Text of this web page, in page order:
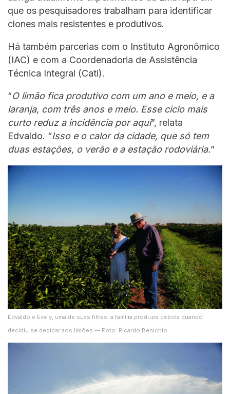
que os pesquisadores trabalham para identificar
clones mais resistentes e produtivos.
Há também parcerias com o Instituto Agronômico
(IAC) e com a Coordenadoria de Assistência
Técnica Integral (Cati).
“O limão fica produtivo com um ano e meio, e a
laranja, com três anos e meio. Esse ciclo mais
curto reduz a incidência por aqui”, relata
Edvaldo. “Isso e o calor da cidade, que só tem
duas estações, o verão e a estação rodoviária.”
Edvaldo e Evely, uma de suas filhas: a família produzia cebola quando
decidiu se dedicar aos limões — Foto: Ricardo Benichio